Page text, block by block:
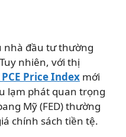
nhà đầu tư thường
nhiên, với thị
Price Index mới
lạm phát quan trọng
Mỹ (FED) thường
chính sách tiền tệ.